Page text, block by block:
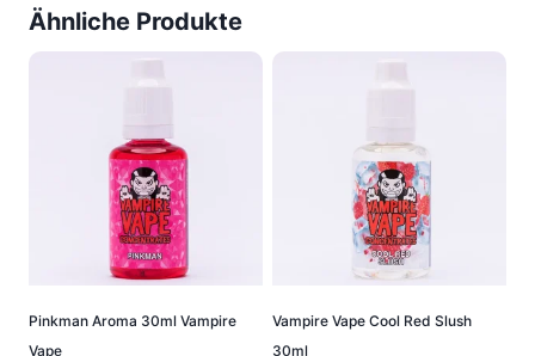
Ähnliche Produkte
Pinkman Aroma 30ml Vampire
Vape
Vampire Vape Cool Red Slush
30ml